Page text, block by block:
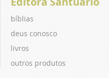
bíblias
deus conosco
livros
outros produtos